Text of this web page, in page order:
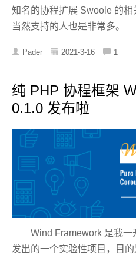
知名的协程扩展 Swoole 的相
当然支持的人也是非常多。
Pader 2021-3-16 1
纯 PHP 协程框架
0.1.0 发布啦
Wind Framework 是我一
发出的一个实验性项目，目